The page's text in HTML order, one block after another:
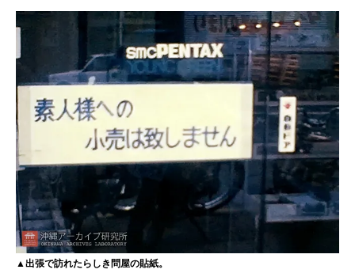
▲出張で訪れたらしき問屋の貼紙。